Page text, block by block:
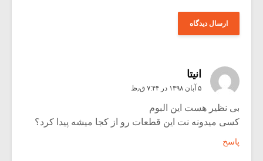
انیتا
۵ آبان ۱۳۹۸ در ۷:۴۴ ق٫ظ
بی نظیر هست این البوم
کسی میدونه نت این قطعات رو از کجا میشه پیدا کرد؟
پاسخ